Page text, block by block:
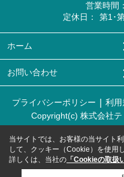
営業時間：
定休日：
第1･
ホーム
お問い合わせ
プライバシーポリシー 利用
Copyright(c) 株式会社
当サイトでは、お客様の当サイト
して、クッキー（Cookie）を使用
詳しくは、当社の 「Cookieの取扱